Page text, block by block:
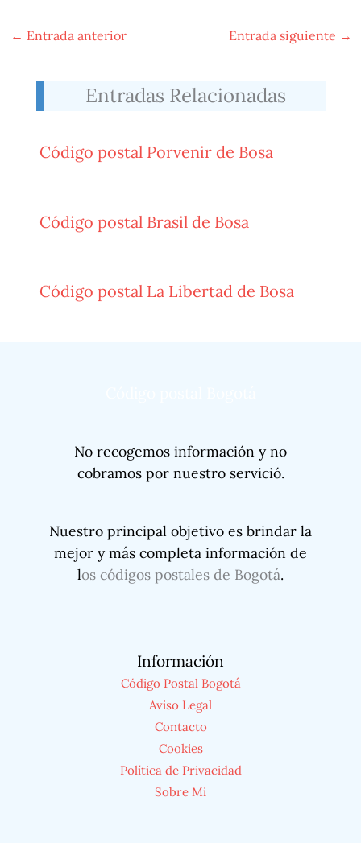
← Entrada anterior Entrada siguiente →
Entradas Relacionadas
Código postal Porvenir de Bosa
Código postal Brasil de Bosa
Código postal La Libertad de Bosa
No recogemos información y no
cobramos por nuestro servició.
Nuestro principal objetivo es brindar la
mejor y más completa información de
los códigos postales de Bogotá.
Información
Código Postal Bogotá
Aviso Legal
Contacto
Cookies
Política de Privacidad
Sobre Mi